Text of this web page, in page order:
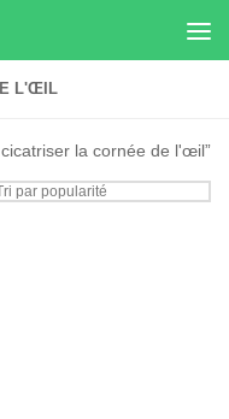
L'ŒIL
la cornée de l'œil”